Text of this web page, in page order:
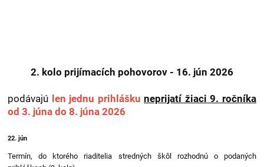
2. kolo prijímacích pohovorov - 16. jún 2026
podávajú len jednu prihlášku neprijatí žiaci 9. ročníka
od 3. júna do 8. júna 2026
22. jún
Termín, do ktorého riaditelia stredných škôl rozhodnú o podaných